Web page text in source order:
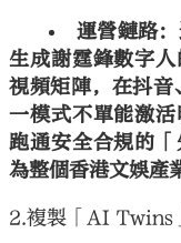
運營鏈路
生成謝霆鋒數字
視頻矩陣，在抖音
一模式不單能激
跑通安全合規的「
為整個香港文娛產
2.複製「 AI Twins